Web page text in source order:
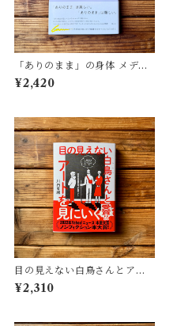
「ありのまま」の身体 メディ
アが描く私の見た目 | 藤嶋 陽
子(著)
¥2,420
目の見えない白鳥さんとアー
トを見にいく | 川内 有緒
¥2,310